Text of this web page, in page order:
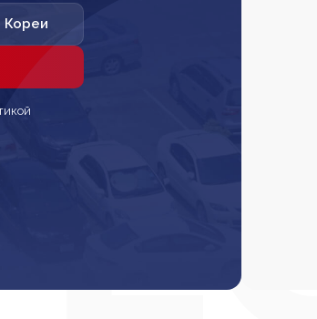
Кореи